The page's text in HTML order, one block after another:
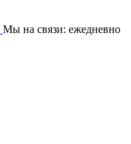
Мы на связи: ежедневно